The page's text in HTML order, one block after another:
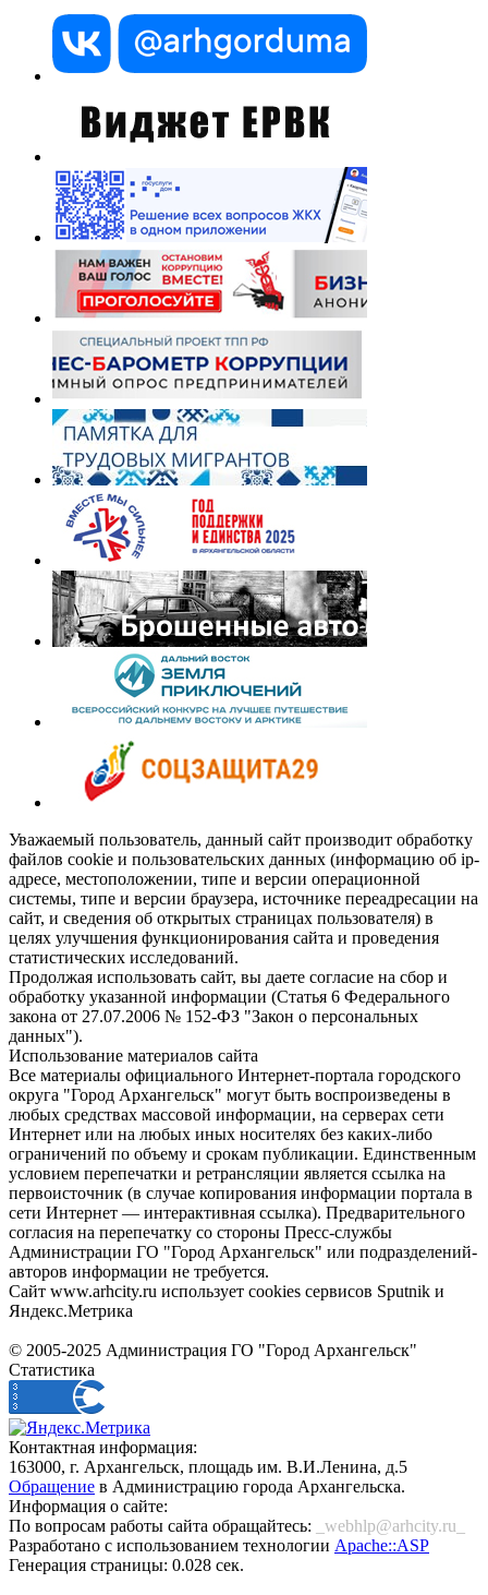
Уважаемый пользователь, данный сайт производит обработку
файлов cookie и пользовательских данных (информацию об ip-
адресе, местоположении, типе и версии операционной
системы, типе и версии браузера, источнике переадресации на
сайт, и сведения об открытых страницах пользователя) в
целях улучшения функционирования сайта и проведения
статистических исследований.
Продолжая использовать сайт, вы даете согласие на сбор и
обработку указанной информации (Статья 6 Федерального
закона от 27.07.2006 № 152-ФЗ "Закон о персональных
данных").
Использование материалов сайта
Все материалы официального Интернет-портала городского
округа "Город Архангельск" могут быть воспроизведены в
любых средствах массовой информации, на серверах сети
Интернет или на любых иных носителях без каких-либо
ограничений по объему и срокам публикации. Единственным
условием перепечатки и ретрансляции является ссылка на
первоисточник (в случае копирования информации портала в
сети Интернет — интерактивная ссылка). Предварительного
согласия на перепечатку со стороны Пресс-службы
Администрации ГО "Город Архангельск" или подразделений-
авторов информации не требуется.
Сайт www.arhcity.ru использует cookies сервисов Sputnik и
Яндекс.Метрика
© 2005-2025 Администрация ГО "Город Архангельск"
Статистика
Контактная информация:
163000, г. Архангельск, площадь им. В.И.Ленина, д.5
Обращение в Администрацию города Архангельска.
Информация о сайте:
По вопросам работы сайта обращайтесь:
_webhlp@arhcity.ru_
Разработано с использованием технологии Apache::ASP
Генерация страницы: 0.028 сек.